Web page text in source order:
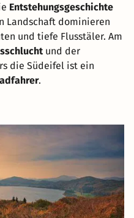
Entstehungsgeschichte
Landschaft dominieren
und tiefe Flusstäler. Am
und der
die Südeifel ist ein
.